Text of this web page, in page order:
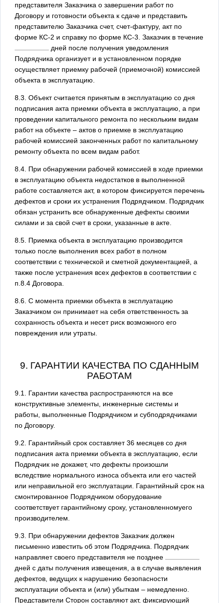
представителя Заказчика о завершении работ по
Договору и готовности объекта к сдаче и представить
представителю Заказчика счет, счет-фактуру, акт по
форме КС-2 и справку по форме КС-3. Заказчик в течение
дней после получения уведомления
Подрядчика организует и в установленном порядке
осуществляет приемку рабочей (приемочной) комиссией
объекта в эксплуатацию.
8.3. Объект считается принятым в эксплуатацию со дня
подписания акта приемки объекта в эксплуатацию, а при
проведении капитального ремонта по нескольким видам
работ на объекте – актов о приемке в эксплуатацию
рабочей комиссией законченных работ по капитальному
ремонту объекта по всем видам работ.
8.4. При обнаружении рабочей комиссией в ходе приемки
в эксплуатацию объекта недостатков в выполненной
работе составляется акт, в котором фиксируется перечень
дефектов и сроки их устранения Подрядчиком. Подрядчик
обязан устранить все обнаруженные дефекты своими
силами и за свой счет в сроки, указанные в акте.
8.5. Приемка объекта в эксплуатацию производится
только после выполнения всех работ в полном
соответствии с технической и сметной документацией, а
также после устранения всех дефектов в соответствии с
п.8.4 Договора.
8.6. С момента приемки объекта в эксплуатацию
Заказчиком он принимает на себя ответственность за
сохранность объекта и несет риск возможного его
повреждения или утраты.
9. ГАРАНТИИ КАЧЕСТВА ПО СДАННЫМ
РАБОТАМ
9.1. Гарантии качества распространяются на все
конструктивные элементы, инженерные системы и
работы, выполненные Подрядчиком и субподрядчиками
по Договору.
9.2. Гарантийный срок составляет 36 месяцев со дня
подписания акта приемки объекта в эксплуатацию, если
Подрядчик не докажет, что дефекты произошли
вследствие нормального износа объекта или его частей
или неправильной его эксплуатации. Гарантийный срок на
смонтированное Подрядчиком оборудование
соответствует гарантийному сроку, установленномуего
производителем.
9.3. При обнаружении дефектов Заказчик должен
письменно известить об этом Подрядчика. Подрядчик
направляет своего представителя не позднее
дней с даты получения извещения, а в случае выявления
дефектов, ведущих к нарушению безопасности
эксплуатации объекта и (или) убыткам – немедленно.
Представители Сторон составляют акт, фиксирующий